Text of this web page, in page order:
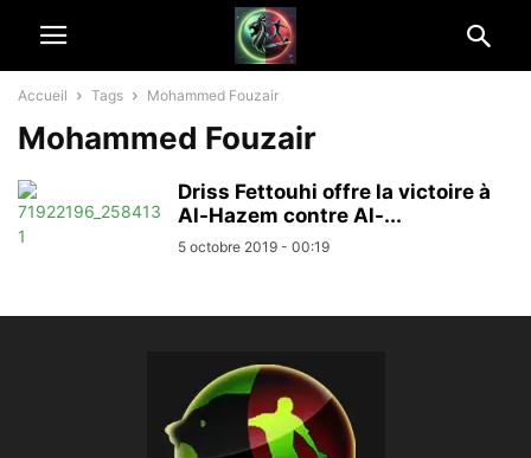
Accueil Tags Mohammed Fouzair
Mohammed Fouzair
Driss Fettouhi offre la victoire à
Al-Hazem contre Al-...
5 octobre 2019 - 00:19